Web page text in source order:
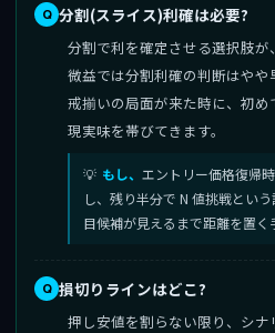
分割(スライス)利確は必要?
分割で利を確定させる選択肢が
微益では分割利確の判断はやや
戒揃いの局面が来た時に、初め
現実味を帯びてきます。
もし、 エントリー価格復帰
し、残り半分で N 値挑戦とい
目候補が見えるまで距離を置く
損切りラインはどこ?
押し安値を割らない限り、シ